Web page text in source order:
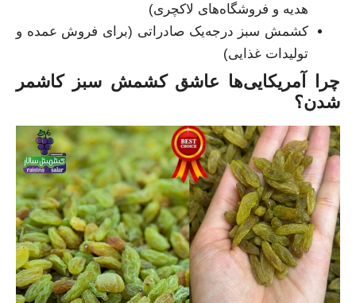
هدیه و فروشگاه‌های لاکچری)
کشمش سبز درجه‌یک صادراتی (برای فروش عمده و
تولیدات غذایی)
چرا آمریکایی‌ها عاشق کشمش سبز کاشمر
شدن؟